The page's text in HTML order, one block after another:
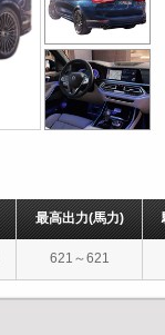
最高出力(馬力)
621～621